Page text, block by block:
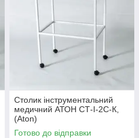
Столик інструментальний
медичний АТОН СТ-І-2С-К,
(Aton)
Готово до відправки